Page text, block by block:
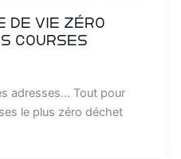
de vie zéro
courses
adresses… Tout pour
le plus zéro déchet